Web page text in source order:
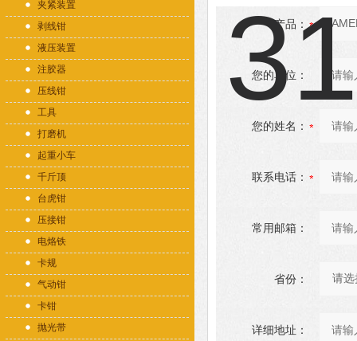
夹紧装置
剥线钳
液压装置
注胶器
压线钳
工具
打磨机
起重小车
千斤顶
台虎钳
压接钳
电烙铁
卡规
气动钳
卡钳
抛光带
产品：
您的单位：
您的姓名：
联系电话：
常用邮箱：
省份：
详细地址：